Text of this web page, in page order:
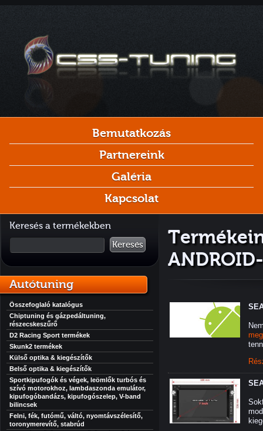
Bemutatkozás
Partnereink
Galéria
Kapcsolat
Keresés a termékekben
Keresés
Autótuning
Összefoglaló katalógus
Chiptuning és gázpedáltuning,
részecskeszűrő
D2 Racing Sport termékek
Skunk2 termékek
Külső optika & kiegészítők
Belső optika & kiegészítők
Sportkipufogók és végek, leömlők turbós és
szívó motorokhoz, lambdaszonda emulátor,
kipufogóbandázs, kipufogószelep, V-band
bilincsek
Felni, fék, futómű, váltó, nyomtávszélesítő,
toronymerevítő, stabrúd